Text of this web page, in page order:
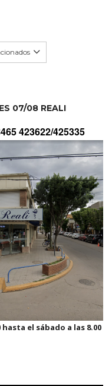
07/08 REALI
423622/425335
el sábado a las 8.00